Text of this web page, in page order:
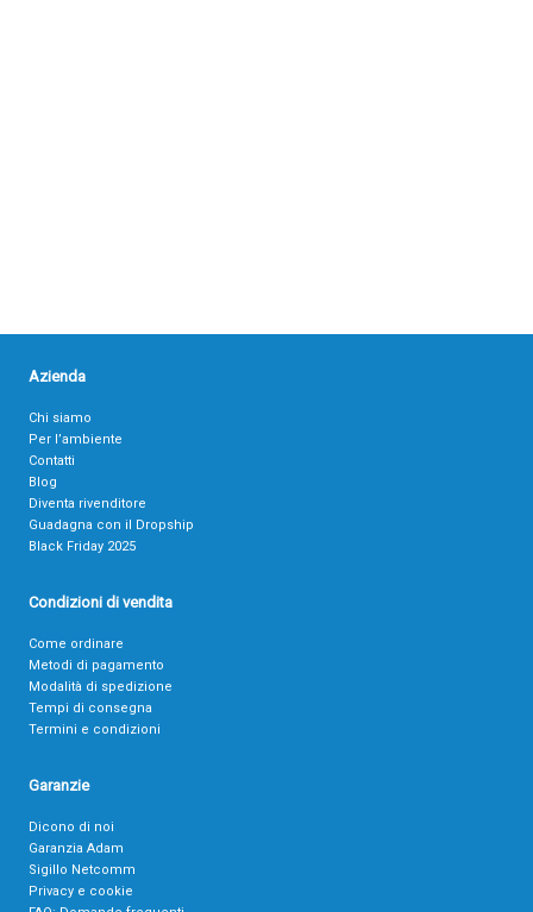
Azienda
Chi siamo
Per l’ambiente
Contatti
Blog
Diventa rivenditore
Guadagna con il Dropship
Black Friday 2025
Condizioni di vendita
Come ordinare
Metodi di pagamento
Modalità di spedizione
Tempi di consegna
Termini e condizioni
Garanzie
Dicono di noi
Garanzia Adam
Sigillo Netcomm
Privacy e cookie